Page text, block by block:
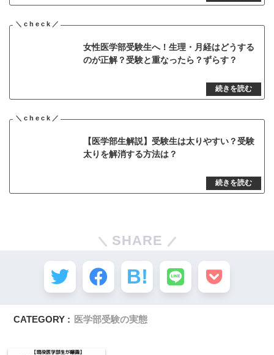
女性医学部受験生へ！生理・月経はどうする
のが正解？受験と重なったら？ずらす？
【医学部生解説】受験生は太りやすい？受験
太りを解消する方法は？
SHARE
CATEGORY : 医学部受験の実態